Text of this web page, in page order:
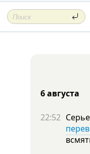
6 августа
22:52